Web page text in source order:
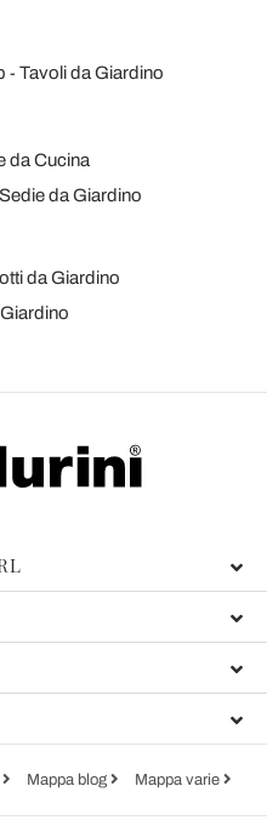
Tavoli da Giardino
da Cucina
Sedie da Giardino
da Giardino
Mappa blog Mappa varie